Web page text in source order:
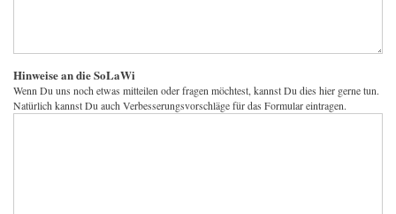
Hinweise an die SoLaWi
Wenn Du uns noch etwas mitteilen oder fragen möchtest, kannst Du dies hier gerne tun.
Natürlich kannst Du auch Verbesserungsvorschläge für das Formular eintragen.